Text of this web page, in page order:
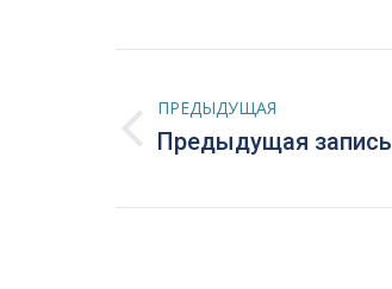
поПРЕДЫДУЩАЯ
Предыдущая
запись:
Предыдущая запись